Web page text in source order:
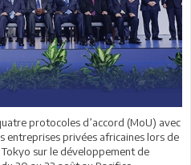
protocoles d’accord (MoU) avec
entreprises privées africaines lors de
sur le développement de